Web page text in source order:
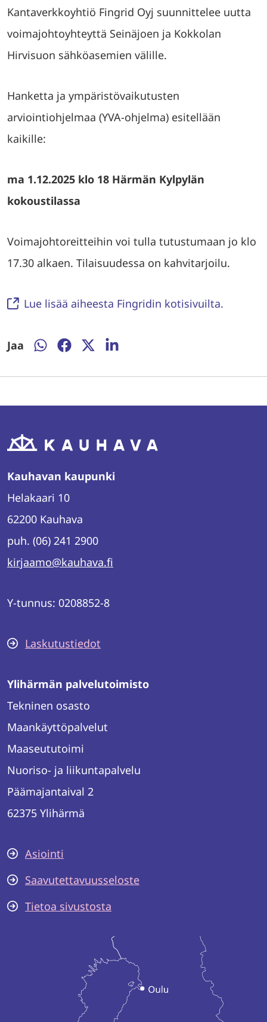
Kantaverkkoyhtiö Fingrid Oyj suunnittelee uutta
voimajohtoyhteyttä Seinäjoen ja Kokkolan
Hirvisuon sähköasemien välille.
Hanketta ja ympäristövaikutusten
arviointiohjelmaa (YVA-ohjelma) esitellään
kaikille:
ma 1.12.2025 klo 18 Härmän Kylpylän
kokoustilassa
Voimajohtoreitteihin voi tulla tutustumaan jo klo
17.30 alkaen. Tilaisuudessa on kahvitarjoilu.
Lue lisää aiheesta Fingridin kotisivuilta.
Jaa
Jaa
Jaa
Jaa
Jaa
Kauhavan kaupunki
Helakaari 10
62200 Kauhava
puh. (06) 241 2900
kirjaamo@kauhava.fi
Y-tunnus: 0208852-8
Laskutustiedot
Ylihärmän palvelutoimisto
Tekninen osasto
Maankäyttöpalvelut
Maaseututoimi
Nuoriso- ja liikuntapalvelu
Päämajantaival 2
62375 Ylihärmä
Asiointi
Saavutettavuusseloste
Tietoa sivustosta